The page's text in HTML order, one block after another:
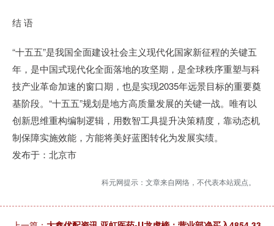
结 语
“十五五”是我国全面建设社会主义现代化国家新征程的关键五
年，是中国式现代化全面落地的攻坚期，是全球秩序重塑与科
技产业革命加速的窗口期，也是实现2035年远景目标的重要奠
基阶段。“十五五”规划是地方高质量发展的关键一战。唯有以
创新思维重构编制逻辑，用数智工具提升决策精度，靠动态机
制保障实施效能，方能将美好蓝图转化为发展实绩。
发布于：北京市
科元网提示：文章来自网络，不代表本站观点。